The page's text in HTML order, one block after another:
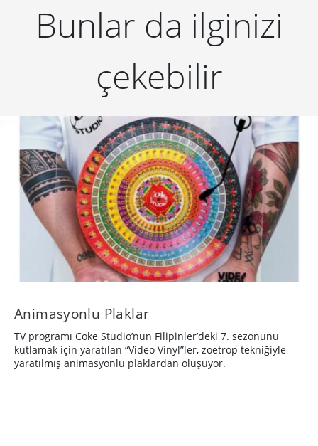
Bunlar da ilginizi
çekebilir
Animasyonlu Plaklar
TV programı Coke Studio’nun Filipinler’deki 7. sezonunu
kutlamak için yaratılan “Video Vinyl”ler, zoetrop tekniğiyle
yaratılmış animasyonlu plaklardan oluşuyor.